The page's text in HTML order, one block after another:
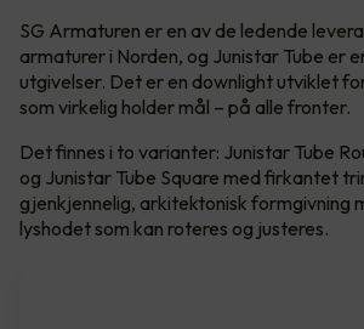
SG Armaturen er en av de ledende
armaturer i Norden, og Junistar Tube er
utgivelser. Det er en downlight utviklet
som virkelig holder mål – på alle fronter.
Det finnes i to varianter: Junistar Tube
og Junistar Tube Square med firkantet
gjenkjennelig, arkitektonisk formgivning
lyshodet som kan roteres og justeres.